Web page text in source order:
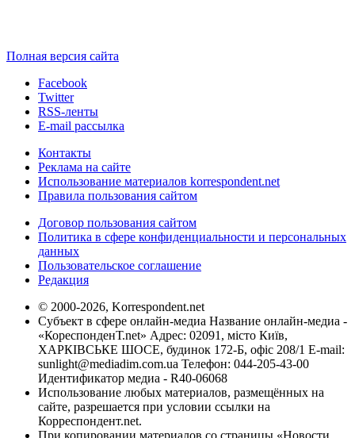
Полная версия сайта
Facebook
Twitter
RSS-ленты
E-mail рассылка
Контакты
Реклама на сайте
Использование материалов korrespondent.net
Правила пользования сайтом
Договор пользования сайтом
Политика в сфере конфиденциальности и персональных
данных
Пользовательское соглашение
Редакция
© 2000-2026, Korrespondent.net
Субъект в сфере онлайн-медиа Название онлайн-медиа -
«КореспонденТ.net» Адрес: 02091, місто Київ,
ХАРКІВСЬКЕ ШОСЕ, будинок 172-Б, офіс 208/1 E-mail:
sunlight@mediadim.com.ua Телефон: 044-205-43-00
Идентификатор медиа - R40-06068
Использование любых материалов, размещённых на
сайте, разрешается при условии ссылки на
Корреспондент.net.
При копировании материалов со страницы «Новости